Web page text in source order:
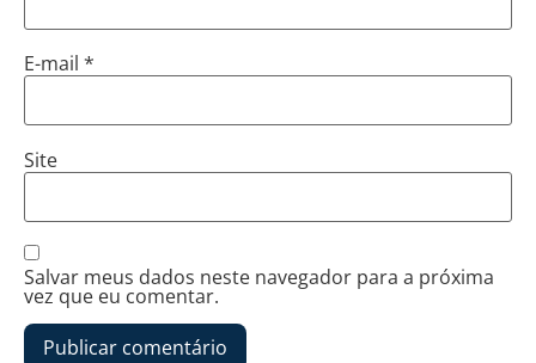
E-mail *
Site
Salvar meus dados neste navegador para a próxima
vez que eu comentar.